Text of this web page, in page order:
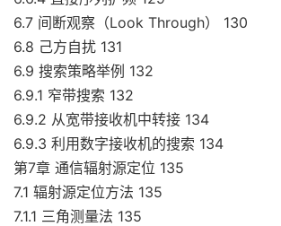
6.7 间断观察（Look Through） 130
6.8 己方自扰 131
6.9 搜索策略举例 132
6.9.1 窄带搜索 132
6.9.2 从宽带接收机中转接 134
6.9.3 利用数字接收机的搜索 134
第7章 通信辐射源定位 135
7.1 辐射源定位方法 135
7.1.1 三角测量法 135